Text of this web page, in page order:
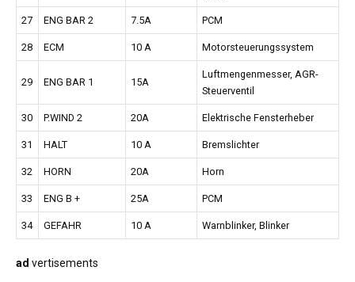
27 ENG BAR 2 7.5A PCM
28 ECM 10 A Motorsteuerungssystem
29 ENG BAR 1 15A
Luftmengenmesser, AGR-
Steuerventil
30 P.WIND 2 20A Elektrische Fensterheber
31 HALT 10 A Bremslichter
32 HORN 20A Horn
33 ENG B + 25A PCM
34 GEFAHR 10 A Warnblinker, Blinker
ad vertisements